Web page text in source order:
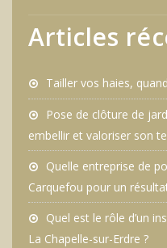
Articles
Tailler vos haies,
Pose de clôture de
embellir et valoriser son
Quelle entreprise de
Carquefou pour un
Quel est le rôle d’un
La Chapelle-sur-Erdre ?